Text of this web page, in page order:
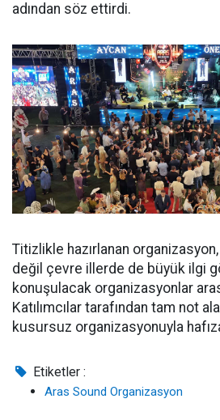
adından söz ettirdi.
Titizlikle hazırlanan organizasyon,
değil çevre illerde de büyük ilgi
konuşulacak organizasyonlar
Katılımcılar tarafından tam not
kusursuz organizasyonuyla
Etiketler :
Aras Sound Organizasyon